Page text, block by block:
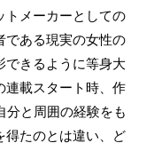
トメーカーとしての
である現実の女性の
できるように等身大
連載スタート時、作
分と周囲の経験をも
得たのとは違い、ど